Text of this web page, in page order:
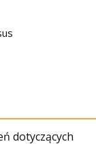
dotyczących